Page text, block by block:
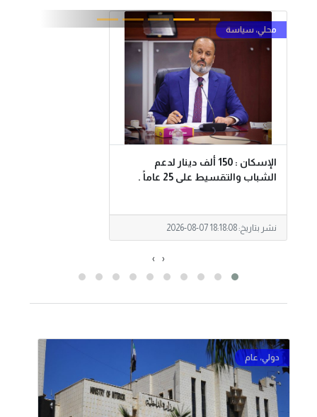
الإسكان : 150 ألف دينار لدعم
الشباب والتقسيط على 25 عاماً .
نشر بتاريخ:2026-08-07 18:18:08
‹
›